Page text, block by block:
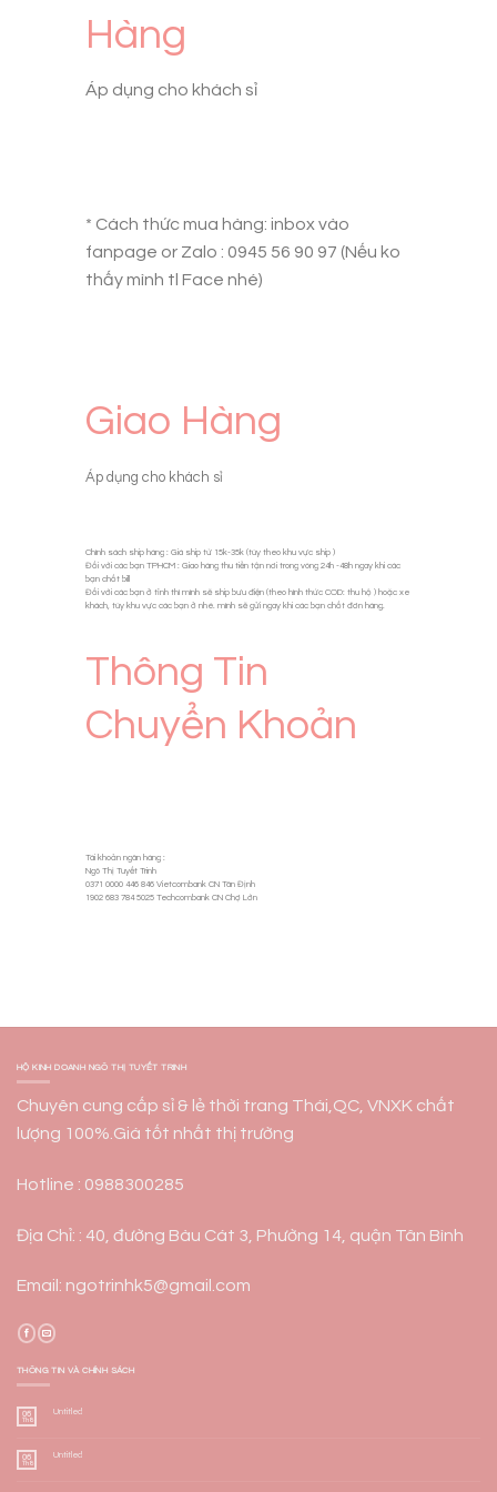
Hàng
Áp dụng cho khách sỉ
* Cách thức mua hàng: inbox vào
fanpage or Zalo : 0945 56 90 97 (Nếu ko
thấy mình tl Face nhé)
Giao Hàng
Áp dụng cho khách sỉ
Chính sách ship hàng : Giá ship từ 15k-35k (tùy theo khu vực ship )
Đối với các bạn TPHCM : Giao hàng thu tiền tận nơi trong vòng 24h -48h ngay khi các
bạn chốt bill
Đối với các bạn ở tỉnh thì mình sẽ ship bưu điện (theo hình thức COD: thu hộ ) hoặc xe
khách, tùy khu vực các bạn ở nhé. mình sẽ gửi ngay khi các bạn chốt đơn hàng.
Thông Tin
Chuyển Khoản
Tài khoản ngân hàng :
Ngô Thị Tuyết Trinh
0371 0000 446 846 Vietcombank CN Tân Định
1902 683 784 5025 Techcombank CN Chợ Lớn
HỘ KINH DOANH NGÔ THỊ TUYẾT TRINH
Chuyên cung cấp sỉ & lẻ thời trang Thái,QC, VNXK chất
lượng 100%.Giá tốt nhất thị trường
Hotline : 0988300285
Địa Chỉ: : 40, đường Bàu Cát 3, Phường 14, quận Tân Bình
Email: ngotrinhk5@gmail.com
THÔNG TIN VÀ CHÍNH SÁCH
06
Th8
Untitled
06
Th8
Untitled